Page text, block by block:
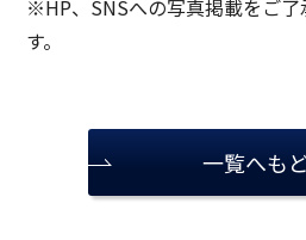
※HP、SNSへの写真掲載をご了
す。
一覧へも